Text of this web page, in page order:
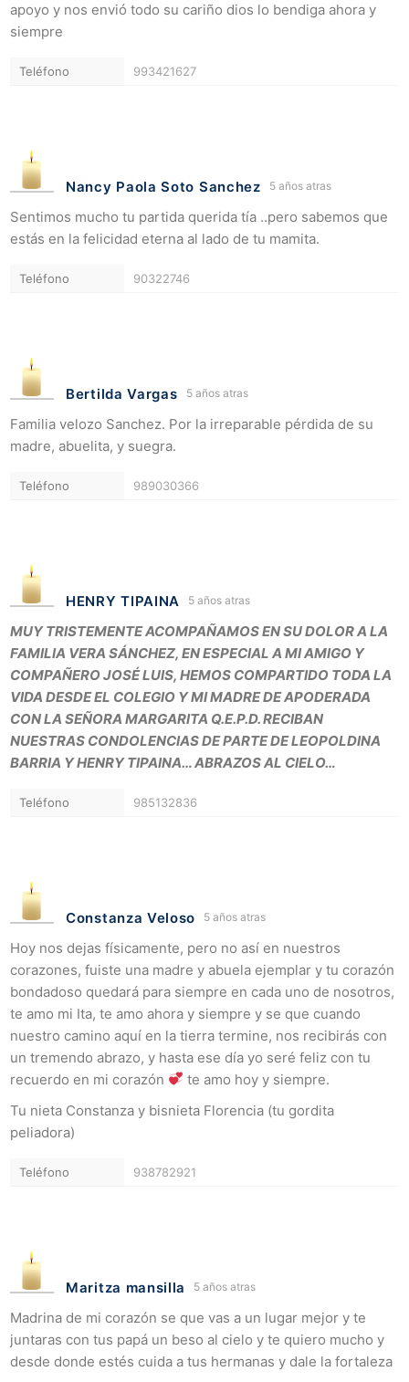
apoyo y nos envió todo su cariño dios lo bendiga ahora y
siempre
Teléfono 993421627
Nancy Paola Soto Sanchez 5 años atras
Sentimos mucho tu partida querida tía ..pero sabemos que
estás en la felicidad eterna al lado de tu mamita.
Teléfono 90322746
Bertilda Vargas 5 años atras
Familia velozo Sanchez. Por la irreparable pérdida de su
madre, abuelita, y suegra.
Teléfono 989030366
HENRY TIPAINA 5 años atras
MUY TRISTEMENTE ACOMPAÑAMOS EN SU DOLOR A LA
FAMILIA VERA SÁNCHEZ, EN ESPECIAL A MI AMIGO Y
COMPAÑERO JOSÉ LUIS, HEMOS COMPARTIDO TODA LA
VIDA DESDE EL COLEGIO Y MI MADRE DE APODERADA
CON LA SEÑORA MARGARITA Q.E.P.D. RECIBAN
NUESTRAS CONDOLENCIAS DE PARTE DE LEOPOLDINA
BARRIA Y HENRY TIPAINA… ABRAZOS AL CIELO…
Teléfono 985132836
Constanza Veloso 5 años atras
Hoy nos dejas físicamente, pero no así en nuestros
corazones, fuiste una madre y abuela ejemplar y tu corazón
bondadoso quedará para siempre en cada uno de nosotros,
te amo mi Ita, te amo ahora y siempre y se que cuando
nuestro camino aquí en la tierra termine, nos recibirás con
un tremendo abrazo, y hasta ese día yo seré feliz con tu
recuerdo en mi corazón
te amo hoy y siempre.
Tu nieta Constanza y bisnieta Florencia (tu gordita
peliadora)
Teléfono 938782921
Maritza mansilla 5 años atras
Madrina de mi corazón se que vas a un lugar mejor y te
juntaras con tus papá un beso al cielo y te quiero mucho y
desde donde estés cuida a tus hermanas y dale la fortaleza